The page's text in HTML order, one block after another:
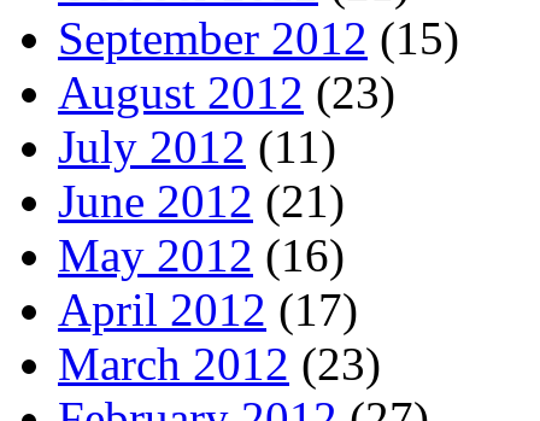
September 2012 (15)
August 2012 (23)
July 2012 (11)
June 2012 (21)
May 2012 (16)
April 2012 (17)
March 2012 (23)